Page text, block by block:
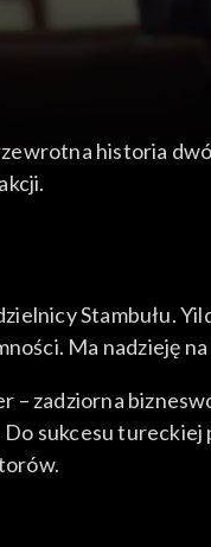
historia
Stambułu.
Ma nadzieję
zadziorna
Do sukcesu